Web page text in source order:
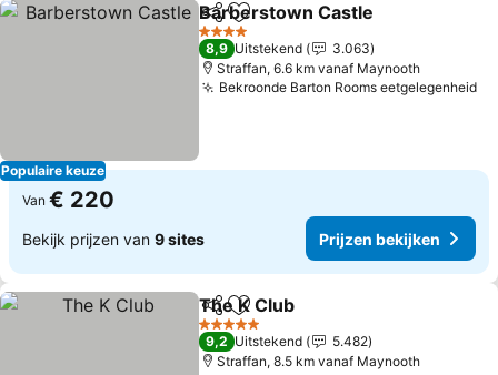
Populaire keuze
DelenToevoegen aan favorieten
Barberstown Castle
4 Sterren
8,9 Uitstekend
3.063
Straffan, 6.6 km vanaf Maynooth
Bekroonde Barton Rooms eetgelegenheid
Van € 220
Bekijk prijzen van 9 sites Prijzen bekijken
DelenToevoegen aan favorieten
The K Club
5 Sterren
9,2 Uitstekend
5.482
Straffan, 8.5 km vanaf Maynooth